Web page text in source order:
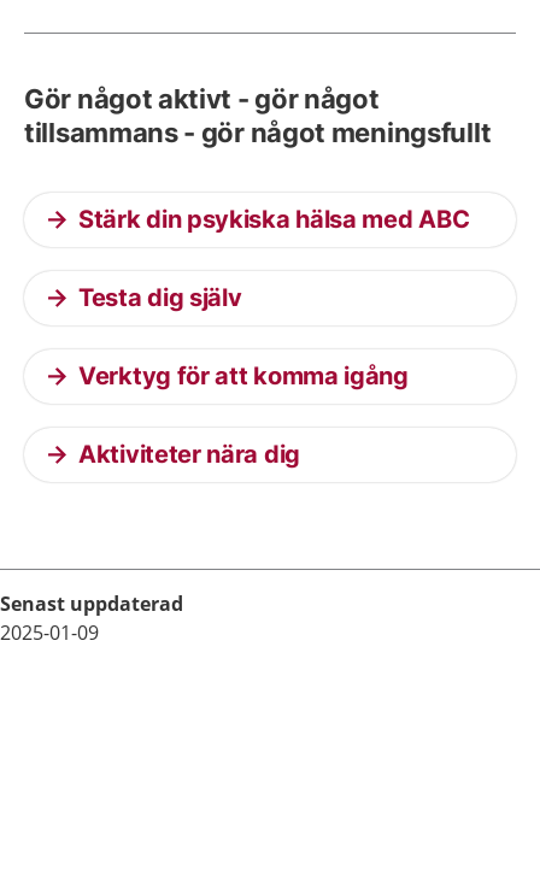
Gör något aktivt - gör något
tillsammans - gör något meningsfullt
Stärk din psykiska hälsa med ABC
Testa dig själv
Verktyg för att komma igång
Aktiviteter nära dig
Senast uppdaterad
2025-01-09